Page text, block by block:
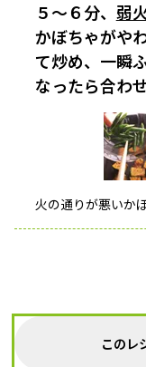
５〜６分、 弱
かぼちゃがや
て炒め、一瞬
なったら合わ
火の通りが悪いか
このレ